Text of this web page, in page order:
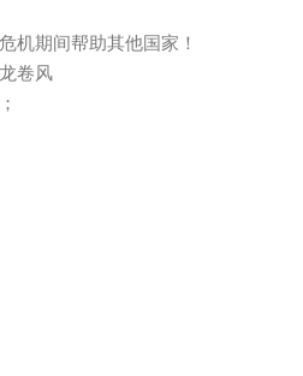
机期间帮助其他国家！
卷风